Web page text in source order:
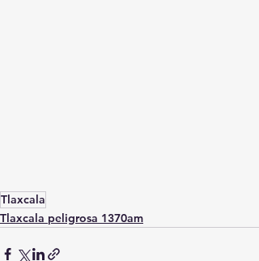
Tlaxcala
Tlaxcala peligrosa 1370am